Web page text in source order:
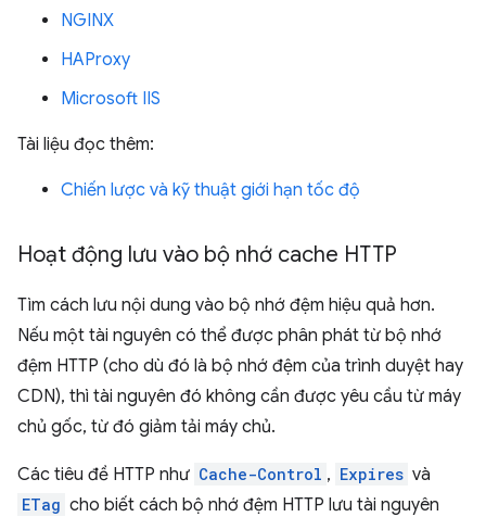
NGINX
HAProxy
Microsoft IIS
Tài liệu đọc thêm:
Chiến lược và kỹ thuật giới hạn tốc độ
Hoạt động lưu vào bộ nhớ cache HTTP
Tìm cách lưu nội dung vào bộ nhớ đệm hiệu quả hơn.
Nếu một tài nguyên có thể được phân phát từ bộ nhớ
đệm HTTP (cho dù đó là bộ nhớ đệm của trình duyệt hay
CDN), thì tài nguyên đó không cần được yêu cầu từ máy
chủ gốc, từ đó giảm tải máy chủ.
Các tiêu đề HTTP như Cache-Control , Expires và
ETag cho biết cách bộ nhớ đệm HTTP lưu tài nguyên